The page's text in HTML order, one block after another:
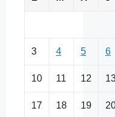
3 4 5 6
10 11 12
17 18 19